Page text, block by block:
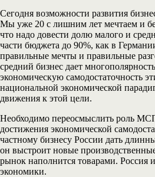
Сегодня возможности развития
Мы уже 20 с лишним лет мечтаем и
что надо довести долю малого и
части бюджета до 90%, как в
правильные мечты и правильные
средний бизнес дает
экономическую самодостаточность
национальной экономической
движения к этой цели.
Необходимо переосмыслить роль
достижения экономической
частному бизнесу России дать
он выстроит новые
рынок наполнится товарами. Россия
экономики.